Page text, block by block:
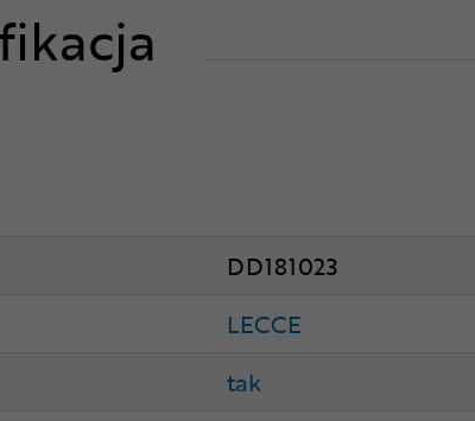
DD181023
LECCE
tak